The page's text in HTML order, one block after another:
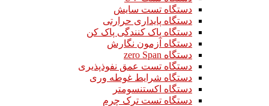
دستگاه تست سایش
دستگاه پایداری حرارتی
دستگاه پاک کنندگی پاک کن
دستگاه آزمون نگارش
دستگاه zero Span
دستگاه تست عمق نفوذپذیری
دستگاه شرایط غوطه وری
دستگاه اکستنسومتر
دستگاه تست ترک چرم